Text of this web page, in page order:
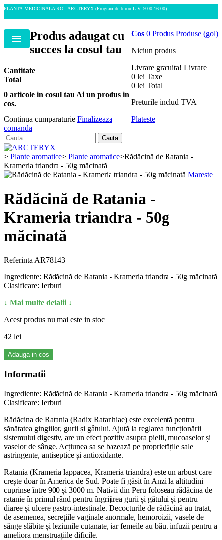
PLANTA-MEDICINALA.RO - ARCTERYX (Program de birou L-V: 9:00-16:00)
Menu
Cos 0 Produs Produse (gol)
Niciun produs
Livrare gratuita! Livrare
0 lei Taxe
0 lei Total
Preturile includ TVA
Plateste
Produs adaugat cu
succes la cosul tau
Cantitate
Total
0 articole in cosul tau Ai un produs in
cos.
Continua cumparaturie Finalizeaza
comanda
Cauta
> Plante aromatice> Plante aromatice>Rădăcină de Ratania -
Krameria triandra - 50g măcinată
Mareste
Rădăcină de Ratania -
Krameria triandra - 50g
măcinată
Referinta AR78143
Ingrediente: Rădăcină de Ratania - Krameria triandra - 50g măcinată
Clasificare: Ierburi
↓ Mai multe detalii ↓
Acest produs nu mai este in stoc
42 lei
Adauga in cos
Informatii
Ingrediente: Rădăcină de Ratania - Krameria triandra - 50g măcinată
Clasificare: Ierburi
Rădăcina de Ratania (Radix Ratanhiae) este excelentă pentru
sănătatea gingiilor, gurii și gâtului. Ajută la reglarea funcționării
sistemului digestiv, are un efect pozitiv asupra pielii, mucoaselor și
vaselor de sânge. Acțiunea sa se bazează pe proprietățile sale
astringente, antiseptice și antioxidante.
Ratania (Krameria lappacea, Krameria triandra) este un arbust care
crește doar în America de Sud. Poate fi găsit în Anzi la altitudini
cuprinse între 900 și 3000 m. Nativii din Peru foloseau rădăcina de
ratanie în primul rând pentru îngrijirea gurii și gâtului și pentru
diaree și ulcere gastro-intestinale. Decocturile de rădăcină au tratat,
de asemenea, secrețiile vaginale anormale, hemoroizii, vasele de
sânge slăbite și leziunile cutanate, iar femeile au băut infuzii pentru a
ameliora menstruațiile dificile.